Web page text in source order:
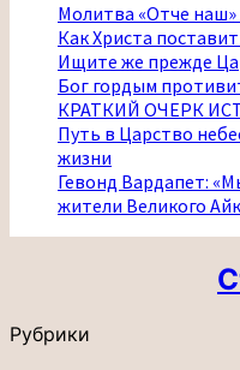
Молитва «Отче наш»
Как Христа
Ищите же прежде
Бог гордым
КРАТКИЙ ОЧЕРК
Путь в Царство
жизни
Гевонд Вардапет:
жители Великого
Рубрики